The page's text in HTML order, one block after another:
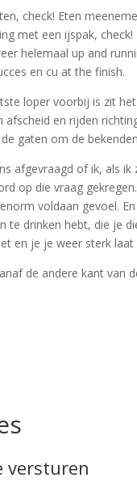
check! Eten
met een ijspak,
helemaal up and
en cu at the finish.
loper voorbij is zit
afscheid en rijden
gaten om de
afgevraagd of ik, als
op die vraag
voldaan gevoel.
te drinken hebt, die je
en je je weer sterk
de andere kant van
versturen